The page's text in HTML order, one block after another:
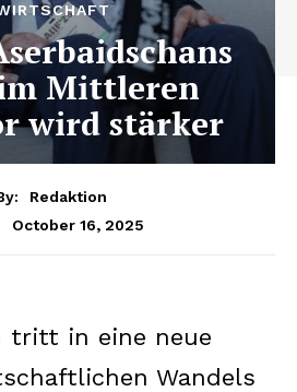
Mittleren
wird stärker
Redaktion
October 16, 2025
tritt in eine neue
Wandels